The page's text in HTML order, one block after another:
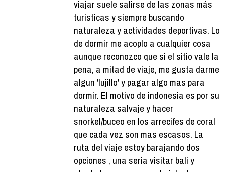
viajar suele salirse de las zonas más
turisticas y siempre buscando
naturaleza y actividades deportivas. Lo
de dormir me acoplo a cualquier cosa
aunque reconozco que si el sitio vale la
pena, a mitad de viaje, me gusta darme
algun 'lujillo' y pagar algo mas para
dormir. El motivo de indonesia es por su
naturaleza salvaje y hacer
snorkel/buceo en los arrecifes de coral
que cada vez son mas escasos. La
ruta del viaje estoy barajando dos
opciones , una seria visitar bali y